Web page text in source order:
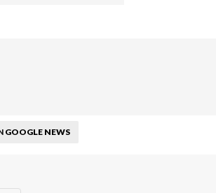
GOOGLE NEWS